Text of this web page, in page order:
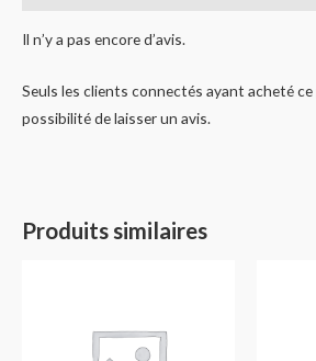
Il n’y a pas encore d’avis.
Seuls les clients connectés ayant acheté
possibilité de laisser un avis.
Produits similaires